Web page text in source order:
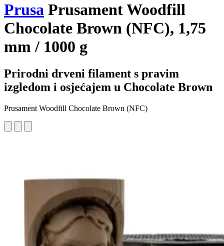
Prusa Prusament Woodfill
Chocolate Brown (NFC), 1,75
mm / 1000 g
Prirodni drveni filament s pravim
izgledom i osjećajem u Chocolate Brown
Prusament Woodfill Chocolate Brown (NFC)